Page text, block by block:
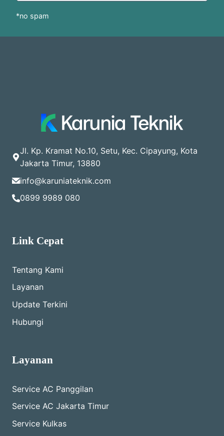
*no spam
Jl. Kp. Kramat No.10, Setu, Kec. Cipayung, Kota
Jakarta Timur, 13880
info@karuniateknik.com
0899 9989 080
Link Cepat
Tentang Kami
Layanan
Update Terkini
Hubungi
Layanan
Service AC Panggilan
Service AC Jakarta Timur
Service Kulkas